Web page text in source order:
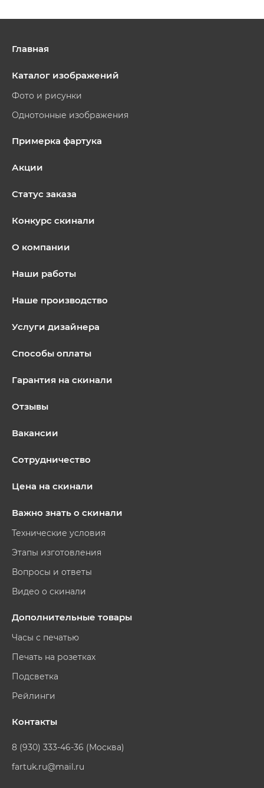
Главная
Каталог изображений
Фото и рисунки
Однотонные изображения
Примерка фартука
Акции
Статус заказа
Конкурс скинали
О компании
Наши работы
Наше производство
Услуги дизайнера
Способы оплаты
Гарантия на скинали
Отзывы
Вакансии
Сотрудничество
Цена на скинали
Важно знать о скинали
Технические условия
Этапы изготовления
Вопросы и ответы
Видео о скинали
Дополнительные товары
Часы с печатью
Печать на розетках
Подсветка
Рейлинги
Контакты
8 (930) 333-46-36 (Москва)
fartuk.ru@mail.ru